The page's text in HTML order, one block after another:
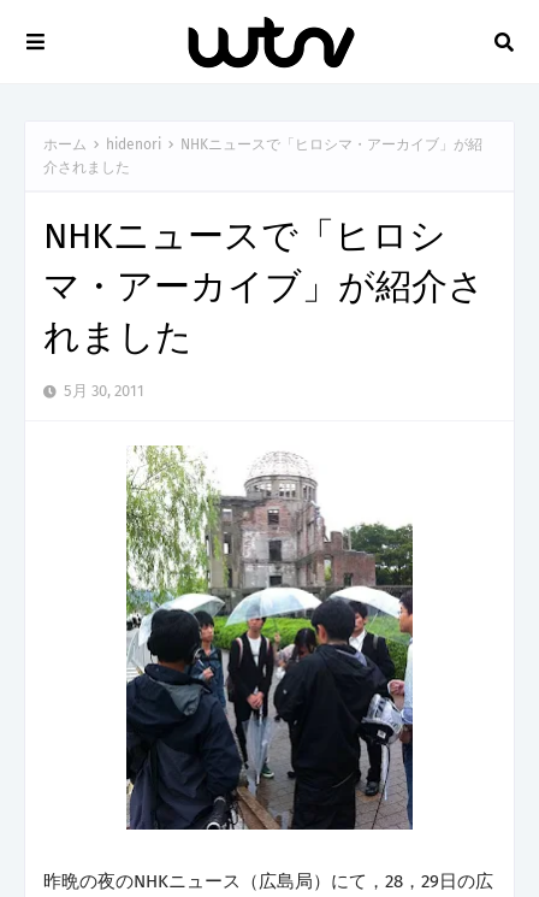
ホーム hidenori
NHKニュースで「ヒロシマ・アーカイブ」が紹
介されました
NHKニュースで「ヒロシ
マ・アーカイブ」が紹介さ
れました
5月 30, 2011
昨晩の夜のNHKニュース（広島局）にて，28，29日の広